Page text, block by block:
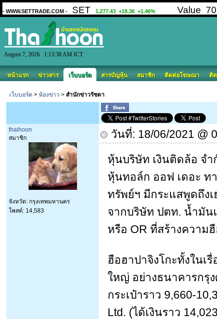
August 7, 2026 1:13:38 AM ICT
หน้าแรก ข่าวสาร เว็บบอร์ด สารบัญหุ้น สมาชิก ติดต่อโฆษณา ติ
เว็บบอร์ด > ห้องข่าว > สำนักข่าวรัชดา
thaihoon
สมาชิก
จังหวัด: กรุงเทพมหานคร
โพสต์: 14,583
วันที่: 18/06/2021 @
หุ้นบริษัท เงินติดล้อ จ
หุ้นทอล์ก ออฟ เดอะ ท
ทรัพย์ฯ มีกระแสพูดถึง
จากบริษัท ปตท. น้ำมั
หรือ OR ที่สร้างความ
ฮือฮาปาจิงโกะทั้งในเ
ใหญ่ อย่างธนาคารกรุ
กระเป๋าราว 9,660-
Ltd. (ได้เงินราว